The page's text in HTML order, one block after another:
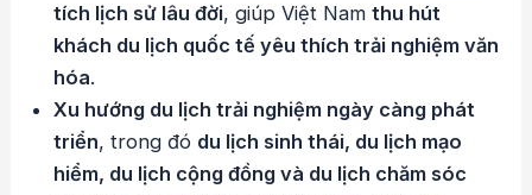
tích lịch sử lâu đời, giúp Việt Namthu hút
khách du lịch quốc tế yêu thích trải nghiệm văn
hóa.
Xu hướng du lịch trải nghiệm ngày càng phát
triển, trong đó du lịch sinh thái, du lịch mạo
hiểm, du lịch cộng đồng và du lịch chăm sóc